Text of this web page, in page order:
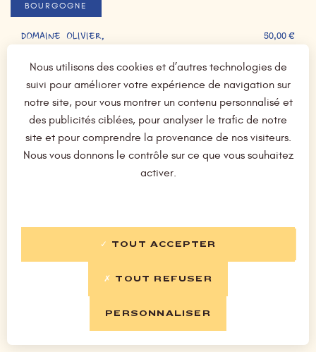
BOURGOGNE
DOMAINE OLIVIER,
noir vieilles vignes
50,00 €
DOMAINE AEGERTER, LES GRÈVES
AOC BEAUNE 1ER CRU, 100% Pinot noir
85,00 €
DOMAINE LOUIS SOUFFLOT
CUVÉE CAPRICE, COTEAUX BOURGUIGNONS
29,00 €
Bourgogne Pinot noir
VIGNERONS D’ESTÉZARGUES, CUVÉE DES GALETS
Nous utilisons des cookies et d’autres technologies de
suivi pour améliorer votre expérience de navigation sur
notre site, pour vous montrer un contenu personnalisé et
des publicités ciblées, pour analyser le trafic de notre
site et pour comprendre la provenance de nos visiteurs.
Nous vous donnons le contrôle sur ce que vous souhaitez
activer.
TOUT ACCEPTER
TOUT REFUSER
PERSONNALISER